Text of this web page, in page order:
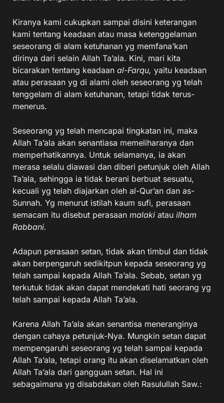
Kiranya kami cukupkan sampai disini keterangan
kami tentang keadaan atau masa ketenggelaman
seseorang di alam ketuhanan yg memfana’kan
dirinya dari selain Allah Ta’ala. Kini, mari kita
bicarakan tentang keadaan al-Farqu, yaitu keadaan
atau perasaan yg di alami oleh seseorang yg telah
tenggelam di alam ketuhanan, tetapi tidak terus-
menerus.
Seseorang yg telah mencapai tingkatan ini, maka
Allah Ta’ala akan senantiasa memeliharanya dan
memperhatikannya. Untuk selamanya, ia akan
merasa selalu diawasi dan diberi petunjuk oleh Allah
Ta’ala, sehingga ia tidak berani berbuat sesuatu,
kecuali yg telah diajarkan oleh al-Qur’an dan as-
Sunnah. Yg menurut istilah kaum sufi, perasaan
semacam itu disebut perasaan malaki atau ilham
Rabbani.
Adapun perasaan setan, tidak akan timbul dan tidak
akan berpengaruh sedikitpun kepada seseorang yg
telah sampai kepada Allah Ta’ala. Sebab, setan yg
terkutuk tidak akan dapat mendekati hati seorang yg
telah sampai kepada Allah Ta’ala.
Karena Allah Ta’ala akan senantisa meneranginya
dengan cahaya petunjuk-Nya. Mungkin setan dapat
mempengaruhi seseorang yg telah sampai kepada
Allah Ta’ala, tetapi orang itu akan diselamatkan oleh
Allah Ta’ala dari gangguan setan. Hal ini
sebagaimana yg disabdakan oleh Rasulullah Saw.: